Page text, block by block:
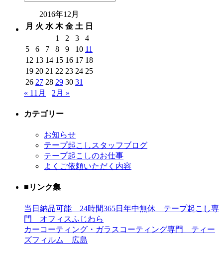
2016年12月
月 火 水 木 金 土 日
1
2 3
4
5
6 7 8 9 10 11
12 13 14 15 16 17 18
19 20 21 22 23 24 25
26 27 28 29 30 31
« 11月
2月 »
カテゴリー
お知らせ
テープ起こしスタッフブログ
テープ起こしのお仕事
よくご依頼いただく内容
■リンク集
当日納品可能 24時間365日年中無休 テープ起こし専
門 オフィスふじわら
カーコーティング・ガラスコーティング専門 ティー
ズフィルム 広島